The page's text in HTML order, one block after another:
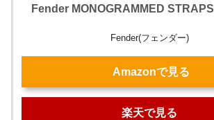
Fender MONOGRAMMED STRAPS
Fender(フェンダー)
Amazonで見る
楽天で見る